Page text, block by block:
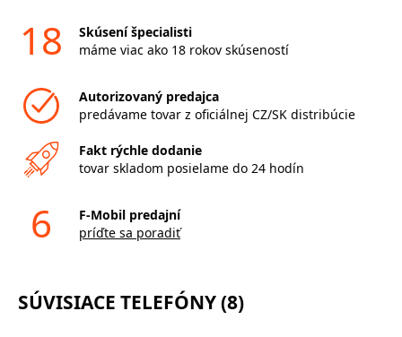
18
Skúsení špecialisti
máme viac ako 18 rokov skúseností
Autorizovaný predajca
predávame tovar z oficiálnej CZ/SK distribúcie
Fakt rýchle dodanie
tovar skladom posielame do 24 hodín
6
F-Mobil predajní
príďte sa poradiť
SÚVISIACE TELEFÓNY (8)